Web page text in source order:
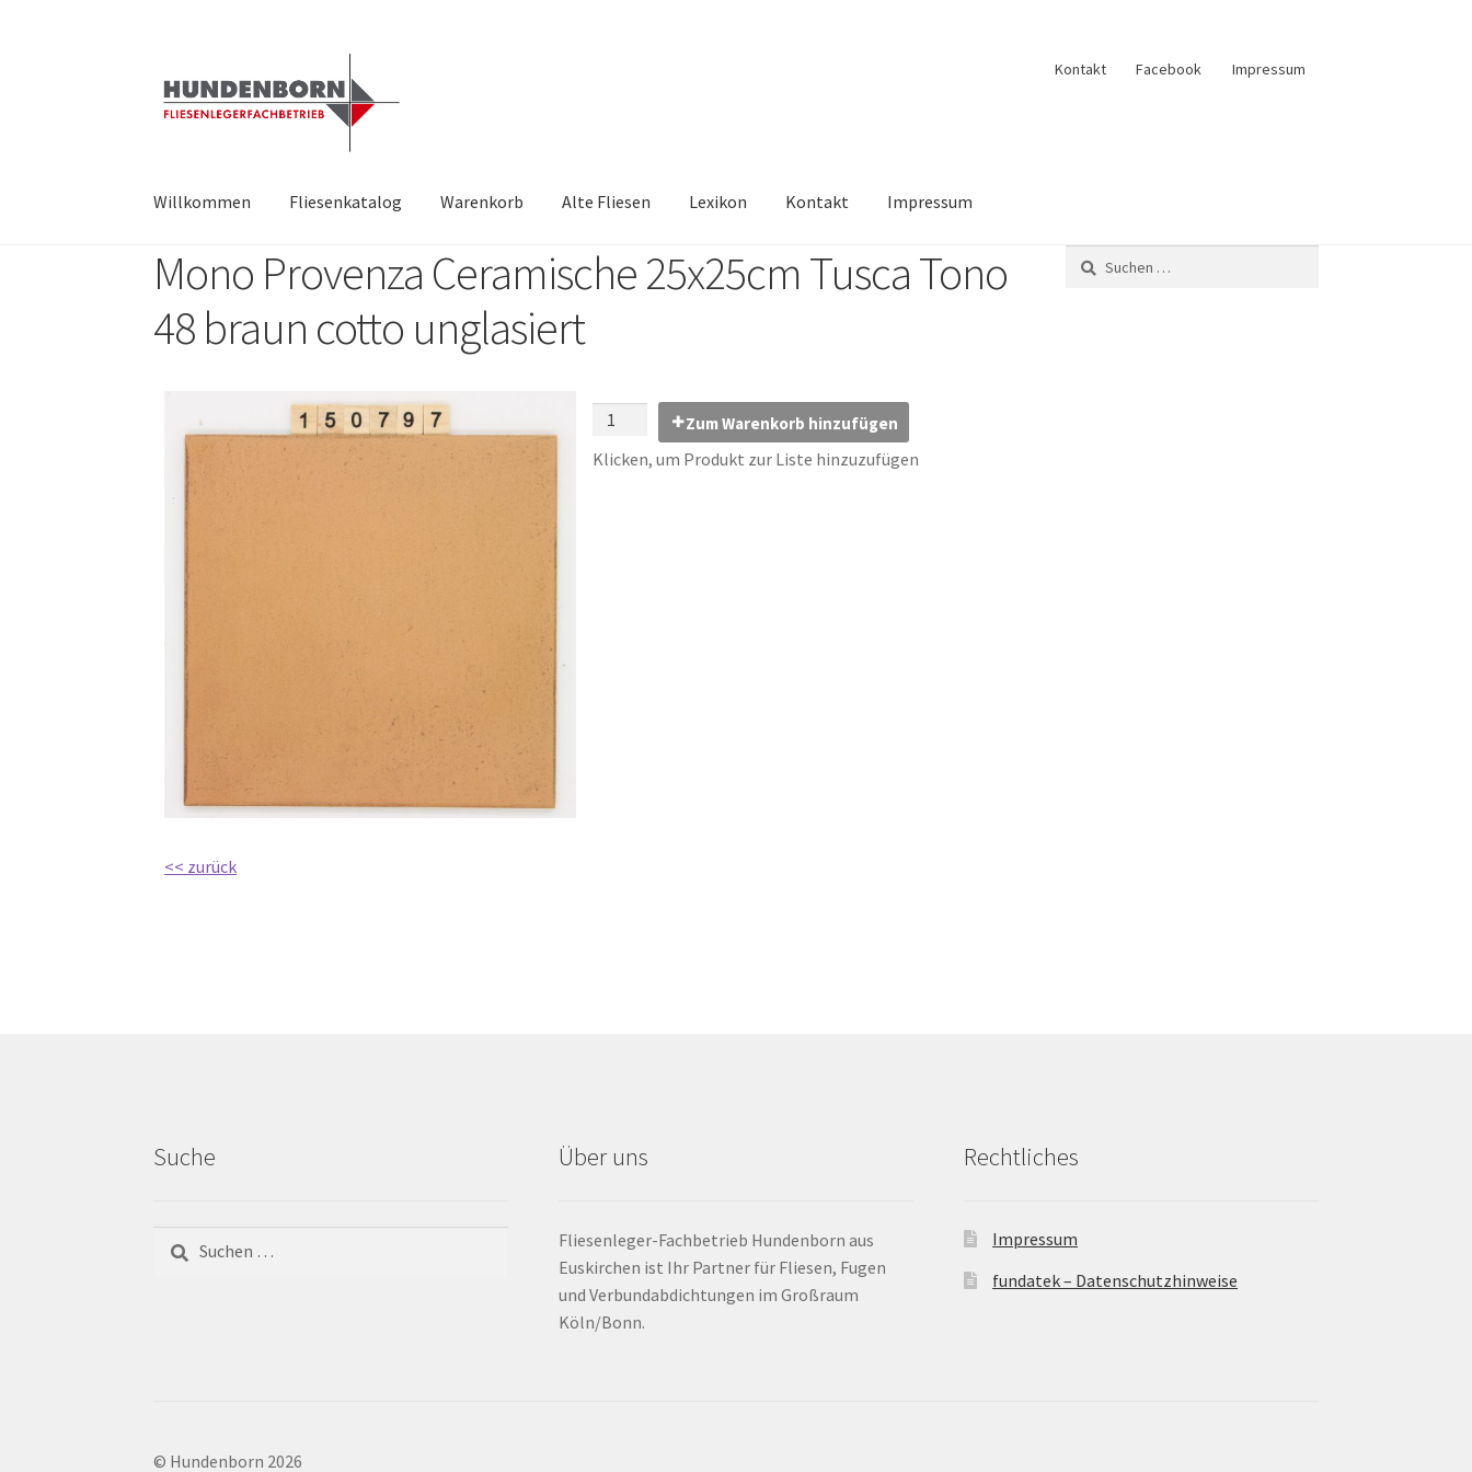
Kontakt Facebook Impressum
Willkommen Fliesenkatalog Warenkorb Alte Fliesen Lexikon Kontakt Impressum
StartAlte Fliesen, Vintage Fliesen, Reservefliesen, Austauschfliesen, Retrofliesen, Historische Fliesen Ankauf und Verkauf Anfrage senden
fundatek – DatenschutzhinweiseImpressum Kontakt Lexikon
Mono Provenza Ceramische 25x25cm Tusca Tono
48 braun cotto unglasiert
Zum Warenkorb hinzufügen
Klicken, um Produkt zur Liste hinzuzufügen
<< zurück
Suche Über uns
Fliesenleger-Fachbetrieb Hundenborn aus
Euskirchen ist Ihr Partner für Fliesen, Fugen
und Verbundabdichtungen im Großraum
Köln/Bonn.
Rechtliches
Impressum
fundatek – Datenschutzhinweise
© Hundenborn 2026